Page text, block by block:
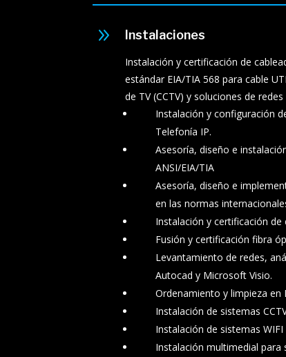
9 Instalaciones
Instalación y certificación de
estándar EIA/TIA 568 para cable
de TV (CCTV) y soluciones de
Instalación y configuración
Telefonía IP.
Asesoría, diseño e
ANSI/EIA/TIA
Asesoría, diseño e
en las normas
Instalación y certificación de
Fusión y certificación fibra
Levantamiento de redes,
Autocad y Microsoft Visio.
Ordenamiento y limpieza en
Instalación de sistemas
Instalación de sistemas WIFI
Instalación multimedial para